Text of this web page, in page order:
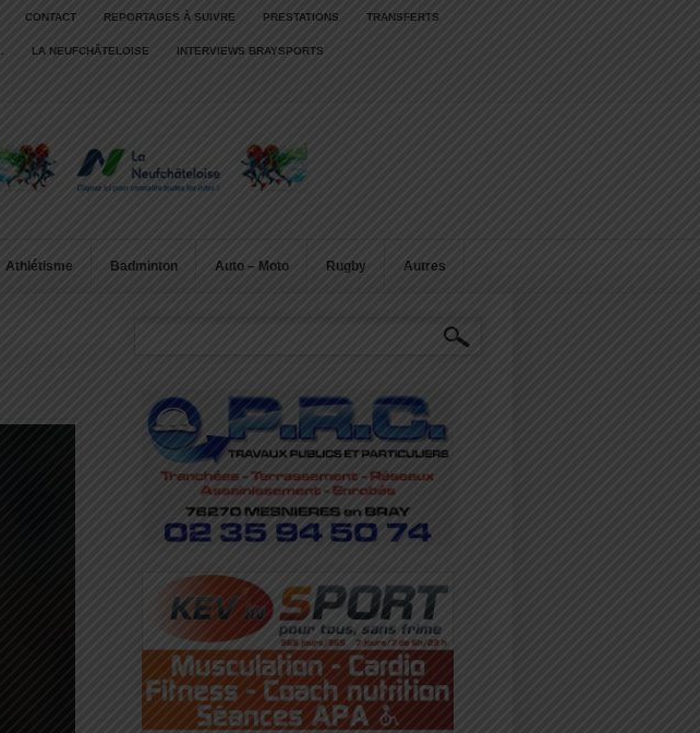
CONTACT REPORTAGES À SUIVRE PRESTATIONS TRANSFERTS
LA NEUFCHÂTELOISE INTERVIEWS BRAYSPORTS
Athlétisme Badminton Auto – Moto Rugby Autres